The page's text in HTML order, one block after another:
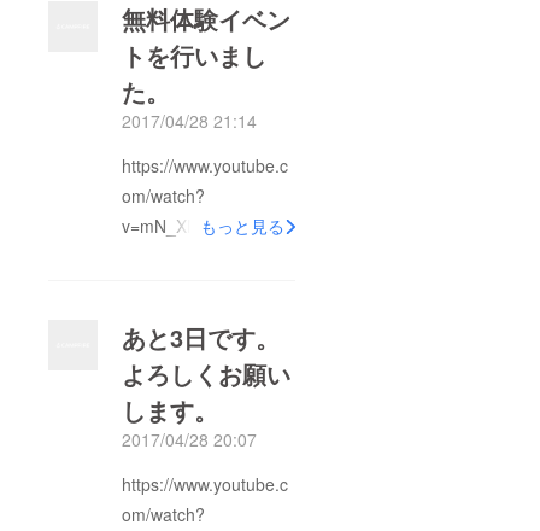
無料体験イベン
トを行いまし
た。
2017/04/28 21:14
https://www.youtube.c
om/watch?
v=mN_XMbIIbjQ
もっと見る
あと3日です。
よろしくお願い
します。
2017/04/28 20:07
https://www.youtube.c
om/watch?